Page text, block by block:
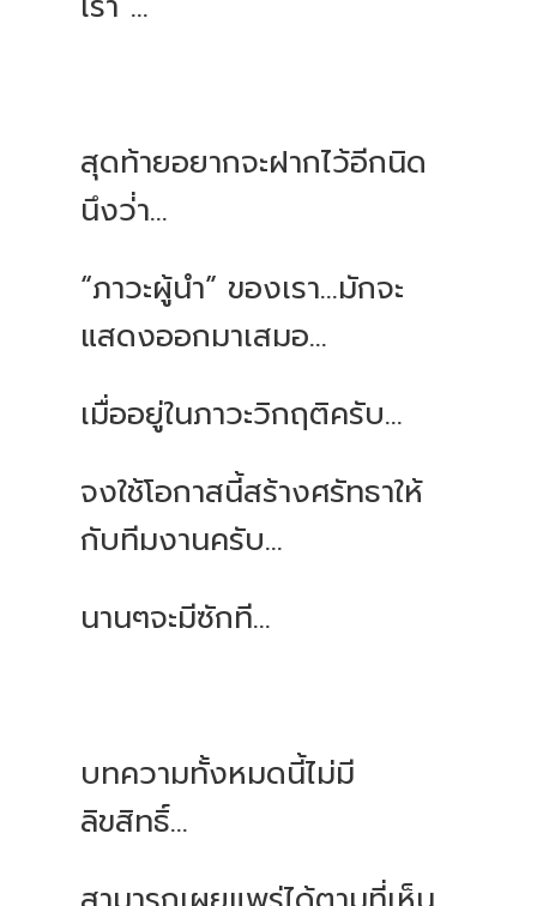
สุดท้ายอยากจะฝากไว้อีกนิด
นึงว่่า...
“ภาวะผู้นำ” ของเรา...มักจะ
แสดงออกมาเสมอ...
เมื่ออยู่ในภาวะวิกฤติครับ...
จงใช้โอกาสนี้สร้างศรัทธาให้
กับทีมงานครับ...
นานๆจะมีซักที...
บทความทั้งหมดนี้ไม่มี
ลิขสิทธิ์...